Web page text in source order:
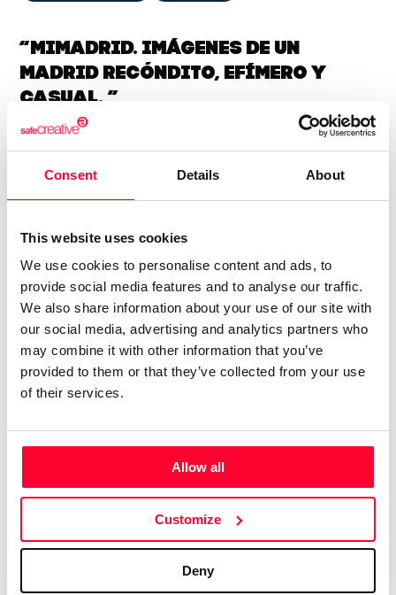
Consent Details About
This website uses cookies
We use cookies to personalise content and ads, to
provide social media features and to analyse our traffic.
We also share information about your use of our site with
our social media, advertising and analytics partners who
may combine it with other information that you’ve
provided to them or that they’ve collected from your use
of their services.
Allow all
Customize
Deny
“MiMadrid. Imágenes de un
Madrid recóndito, efímero y
casual. ”
la peli 'El sexto sentido' podría definir mi trabajo
Madrid y descubre momentos. Para mí una foto es un
hallazgo. No preparo la foto, no sé lo que voy a fotografiar.
Mi ojo fotográfico se ha ido definiendo durante miles de
tardes en las salas de cine. También viendo exposiciones.
Por otro lado, me encanta caminar y perderme, tengo alma
de vagabundo, o más bien de mensajero... A veces me pego,
por puro sentido aventurero, disparatadas cabalgadas. He
descubierto cosas que no creeríais (y no hace falta ir más
tiene sus rincones, callecitas y callejones, sus secretos, su
luz y sus nubes. También su arte urbano, sus paradojas. Hay
que elegir, luego retocar, luego volver a cribar. Es un
proceso un poco árduo. En esos paseos inciertos puede
surgir un instante de inspiración, de iluminación. Imágenes
meto por todos los barrios y hago las fotos al vuelo. Paso